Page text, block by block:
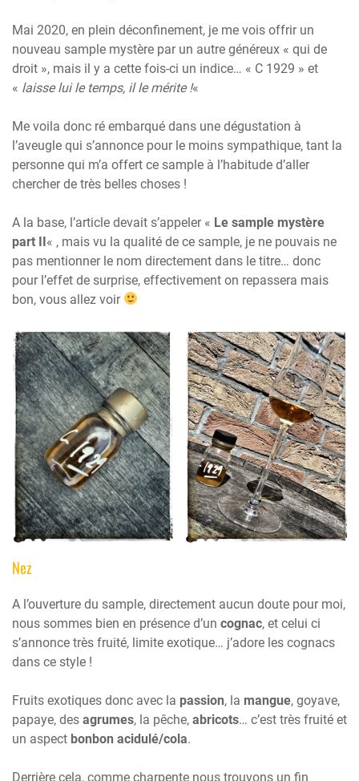
Mai 2020, en plein déconfinement, je me vois offrir un
nouveau sample mystère par un autre généreux « qui de
droit », mais il y a cette fois-ci un indice… « C 1929 » et
« laisse lui le temps, il le mérite !«
Me voila donc ré embarqué dans une dégustation à
l’aveugle qui s’annonce pour le moins sympathique, tant la
personne qui m’a offert ce sample à l’habitude d’aller
chercher de très belles choses !
A la base, l’article devait s’appeler « Le sample mystère
part II« , mais vu la qualité de ce sample, je ne pouvais ne
pas mentionner le nom directement dans le titre… donc
pour l’effet de surprise, effectivement on repassera mais
bon, vous allez voir
Nez
A l’ouverture du sample, directement aucun doute pour moi,
nous sommes bien en présence d’un cognac, et celui ci
s’annonce très fruité, limite exotique… j’adore les cognacs
dans ce style !
Fruits exotiques donc avec la passion, la mangue, goyave,
papaye, des agrumes, la pêche, abricots… c’est très fruité et
un aspect bonbon acidulé/cola.
Derrière cela, comme charpente nous trouvons un fin